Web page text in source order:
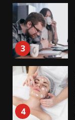
3
4